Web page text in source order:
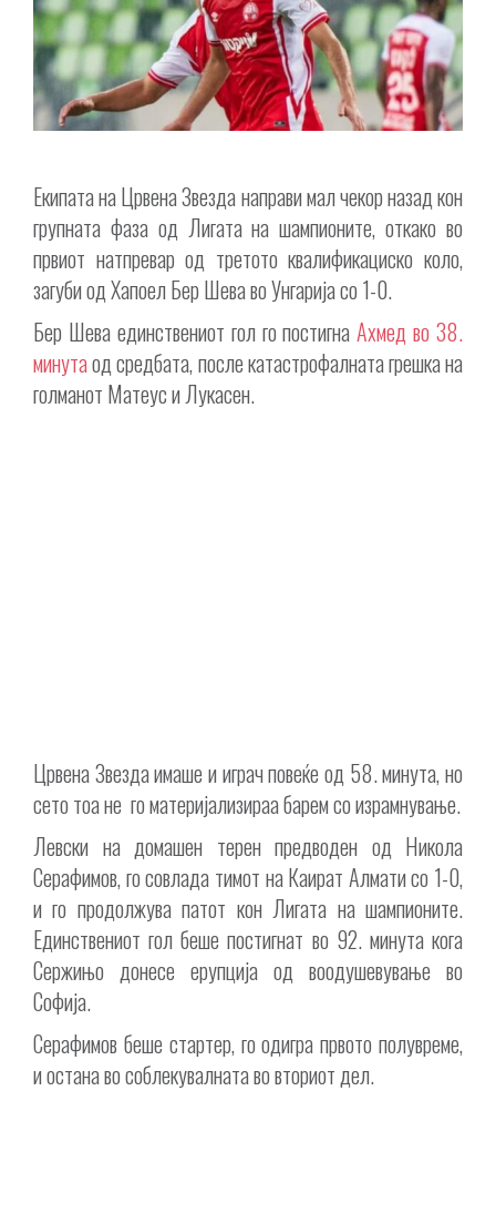
Екипата на Црвена Звезда направи мал чекор назад кон
групната фаза од Лигата на шампионите, откако во
првиот натпревар од третото квалификациско коло,
загуби од Хапоел Бер Шева во Унгарија со 1-0.
Бер Шева единствениот гол го постигнаАхмед во 38.
минутаод средбата, после катастрофалната грешка на
голманот Матеус и Лукасен.
Црвена Звезда имаше и играч повеќе од 58. минута, но
сето тоа не го материјализираа барем со израмнување.
Левски на домашен терен предводен од Никола
Серафимов, го совлада тимот на Каират Алмати со 1-0,
и го продолжува патот кон Лигата на шампионите.
Единствениот гол беше постигнат во 92. минута кога
Сержињо донесе ерупција од воодушевување во
Софија.
Серафимов беше стартер, го одигра првото полувреме,
и остана во соблекувалната во вториот дел.